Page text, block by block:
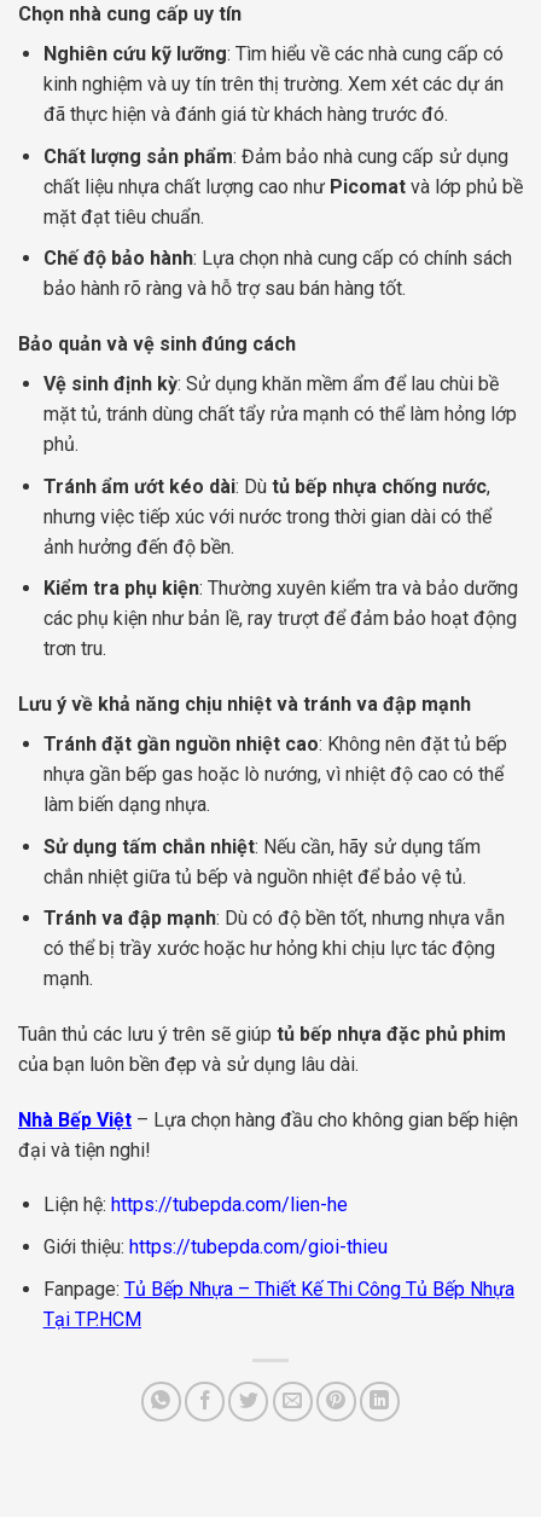
Chọn nhà cung cấp uy tín
Nghiên cứu kỹ lưỡng: Tìm hiểu về các nhà cung cấp có
kinh nghiệm và uy tín trên thị trường. Xem xét các dự án
đã thực hiện và đánh giá từ khách hàng trước đó.
Chất lượng sản phẩm: Đảm bảo nhà cung cấp sử dụng
chất liệu nhựa chất lượng cao như Picomatvà lớp phủ bề
mặt đạt tiêu chuẩn.
Chế độ bảo hành: Lựa chọn nhà cung cấp có chính sách
bảo hành rõ ràng và hỗ trợ sau bán hàng tốt.
Bảo quản và vệ sinh đúng cách
Vệ sinh định kỳ: Sử dụng khăn mềm ẩm để lau chùi bề
mặt tủ, tránh dùng chất tẩy rửa mạnh có thể làm hỏng lớp
phủ.
Tránh ẩm ướt kéo dài: Dù tủ bếp nhựa chống nước,
nhưng việc tiếp xúc với nước trong thời gian dài có thể
ảnh hưởng đến độ bền.
Kiểm tra phụ kiện: Thường xuyên kiểm tra và bảo dưỡng
các phụ kiện như bản lề, ray trượt để đảm bảo hoạt động
trơn tru.
Lưu ý về khả năng chịu nhiệt và tránh va đập mạnh
Tránh đặt gần nguồn nhiệt cao: Không nên đặt tủ bếp
nhựa gần bếp gas hoặc lò nướng, vì nhiệt độ cao có thể
làm biến dạng nhựa.
Sử dụng tấm chắn nhiệt: Nếu cần, hãy sử dụng tấm
chắn nhiệt giữa tủ bếp và nguồn nhiệt để bảo vệ tủ.
Tránh va đập mạnh: Dù có độ bền tốt, nhưng nhựa vẫn
có thể bị trầy xước hoặc hư hỏng khi chịu lực tác động
mạnh.
Tuân thủ các lưu ý trên sẽ giúp tủ bếp nhựa đặc phủ phim
của bạn luôn bền đẹp và sử dụng lâu dài.
Nhà Bếp Việt – Lựa chọn hàng đầu cho không gian bếp hiện
đại và tiện nghi!
Liện hệ: https://tubepda.com/lien-he
Giới thiệu: https://tubepda.com/gioi-thieu
Fanpage: Tủ Bếp Nhựa – Thiết Kế Thi Công Tủ Bếp Nhựa
Tại TP.HCM